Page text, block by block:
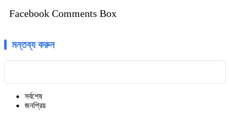
Facebook Comments Box
মন্তব্য করুন
সর্বশেষ
জনপ্রিয়